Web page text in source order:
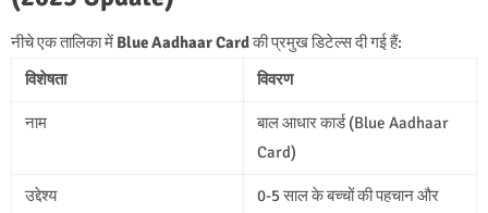
नीचे एक तालिका में Blue Aadhaar Cardकी प्रमुख डिटेल्स दी गई हैं:
विशेषता
विवरण
नाम
बाल आधार कार्ड (Blue Aadhaar
Card)
उद्देश्य
0-5 साल के बच्चों की पहचान और